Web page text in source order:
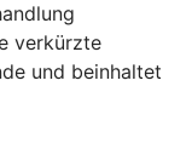
verkürzte
und beinhaltet